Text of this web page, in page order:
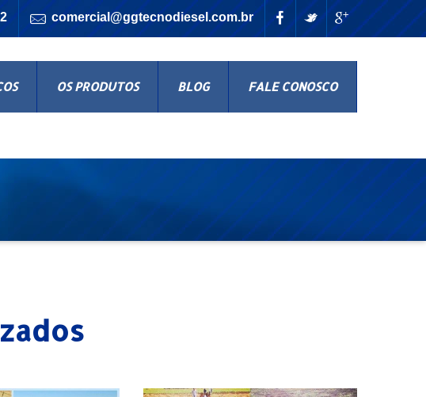
comercial@ggtecnodiesel.com.br
OS PRODUTOS BLOG FALE CONOSCO